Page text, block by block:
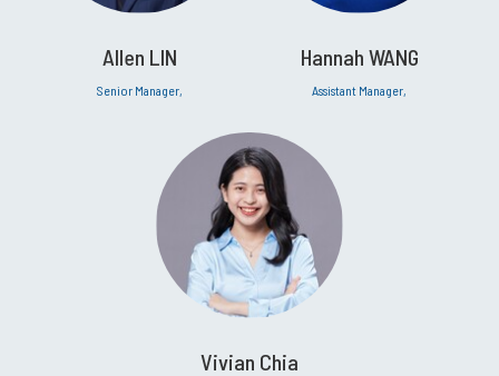
Allen LIN
Senior Manager,
Hannah WANG
Assistant Manager,
Vivian Chia